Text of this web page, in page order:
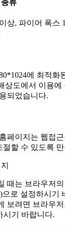
류
상, 파이어 폭스
에 최적화
상도에서 이용에
되었습니다.
페이지는 웹접
할 수 있도록
때는 브라우저
으로 설정하시기
보려면 브라우저
시기 바랍니다.